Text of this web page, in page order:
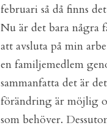
februari så då finns
Nu är det bara några
att avsluta på min
en familjemedlem
sammanfatta det är
förändring är möjlig
som behöver.